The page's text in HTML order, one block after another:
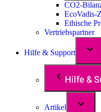
CO2-
EcoVadis-
Ethische
Vertriebspartner
Hilfe & Support
Hilfe &
Artikel